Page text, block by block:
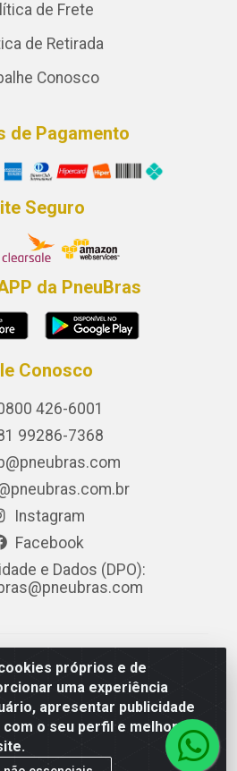
próprios e de
uma experiência
apresentar publicidade
o seu perfil e melhorar a
de Frete
de Retirada
Conosco
de Pagamento
Seguro
da PneuBras
Conosco
426-6001
99286-7368
Instagram
Facebook
e Dados (DPO):
BR-101, KM 82 - Prazeres,
PE - CEP 54.335-000 - CNPJ
- Pneubras Comércio de Pneus
Ltda